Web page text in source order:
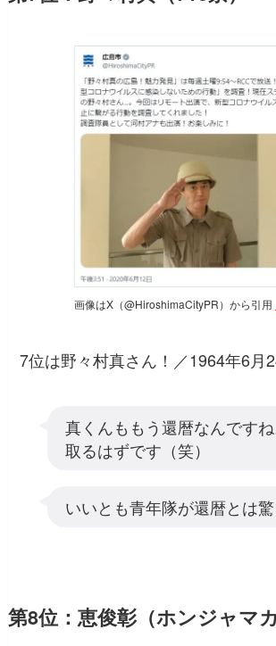
画像はX（@HiroshimaCityPR）から引用
7位は野々村真さん！／1964年6月
真くんももう還暦なんです
取るはずです（笑）
いいとも青年隊が還暦とは驚
第8位：恵俊彰（ホンジャマ